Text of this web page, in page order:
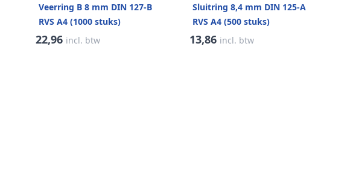
Veerring B 8 mm DIN 127-B
RVS A4 (1000 stuks)
22,96 incl. btw
Sluitring 8,4 mm DIN 125-A
RVS A4 (500 stuks)
13,86 incl. btw